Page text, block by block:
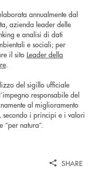
annualmente dal
azienda leader delle
e analisi di dati
e sociali; per
il sito Leader della
.
del sigillo ufficiale
responsabile del
al miglioramento
i principi e i valori
“per natura”.
SHARE